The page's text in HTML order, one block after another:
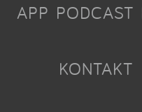
APP PODCAST
KONTAKT